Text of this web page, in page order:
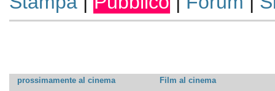
prossimamente al cinema
Film al cinema